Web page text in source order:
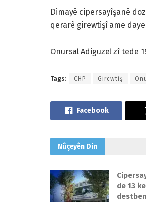
Dimayê cipersayîşanê
qerarê girewtişî ame
Onursal Adiguzel zî tede
Tags: CHP Girewtiş
Nûçeyên Din
de 13